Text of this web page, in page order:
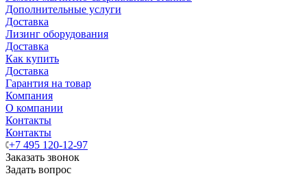
Дополнительные услуги
Доставка
Лизинг оборудования
Доставка
Как купить
Доставка
Гарантия на товар
Компания
О компании
Контакты
Контакты
+7 495 120-12-97
Заказать звонок
Задать вопрос